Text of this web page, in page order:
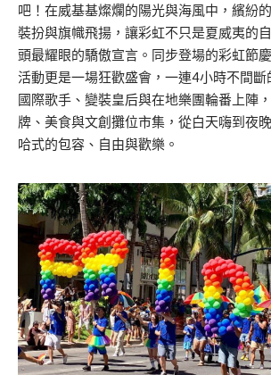
吧！在威基基燦爛的陽光與海風中，繽紛
裝扮與旗幟飛揚，讓彩虹不只是夏威夷的
頭最耀眼的驕傲宣言。同步登場的彩虹節
活動更是一場狂歡盛會，一連4小時不間
國際歌手、變裝皇后與在地樂團輪番上陣
牌、美食與文創攤位市集，從白天嗨到夜
哈式的包容、自由與歡樂。